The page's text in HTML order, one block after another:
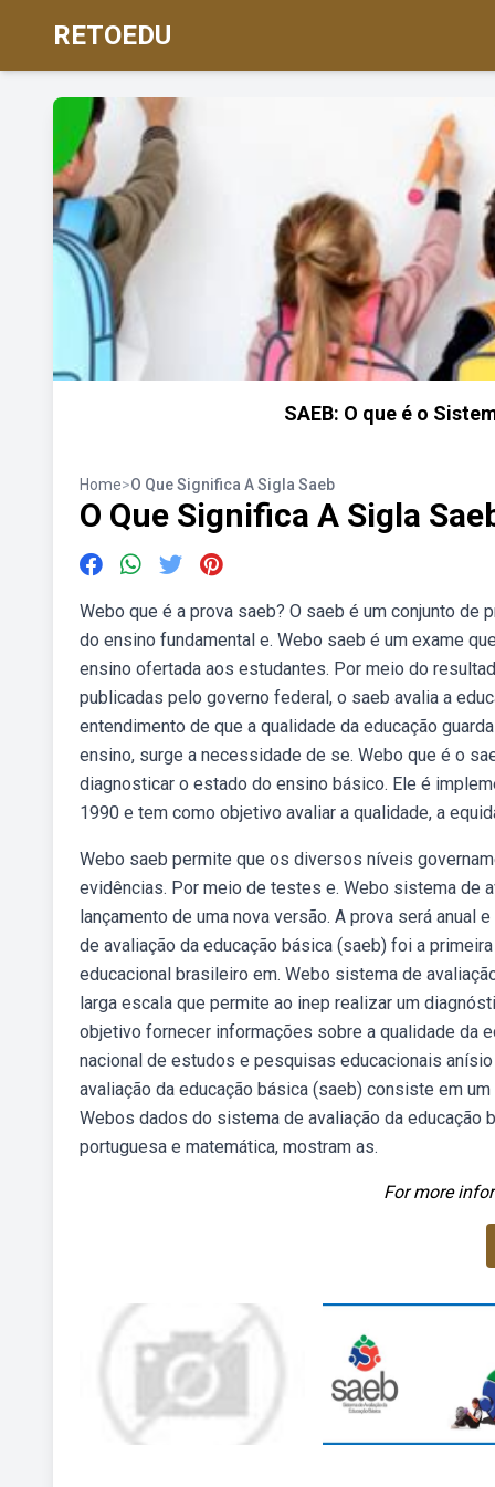
RETOEDU
SAEB: O que é o
Home>O Que Significa A Sigla Saeb
O Que Significa A Sigla
Webo que é a prova saeb? O saeb é um conjunto
do ensino fundamental e. Webo saeb é um exame
ensino ofertada aos estudantes. Por meio do
publicadas pelo governo federal, o saeb avalia a
entendimento de que a qualidade da educação
ensino, surge a necessidade de se. Webo que é o
diagnosticar o estado do ensino básico. Ele é
1990 e tem como objetivo avaliar a qualidade, a
Webo saeb permite que os diversos níveis
evidências. Por meio de testes e. Webo sistema de
lançamento de uma nova versão. A prova será
de avaliação da educação básica (saeb) foi a
educacional brasileiro em. Webo sistema de
larga escala que permite ao inep realizar um
objetivo fornecer informações sobre a qualidade da
nacional de estudos e pesquisas educacionais
avaliação da educação básica (saeb) consiste em
Webos dados do sistema de avaliação da educação
portuguesa e matemática, mostram as.
For more